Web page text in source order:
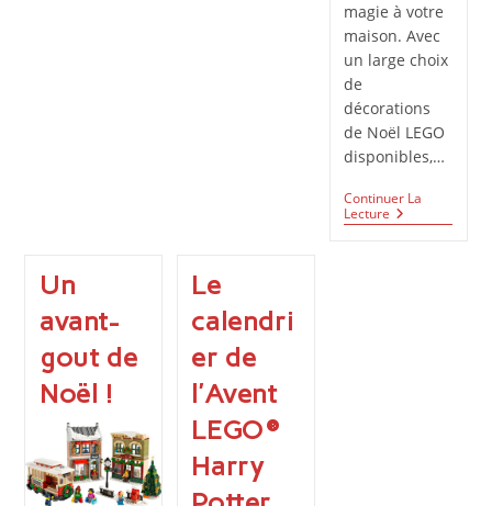
magie à votre
maison. Avec
un large choix
de
décorations
de Noël LEGO
disponibles,…
Continuer La
Lecture 7
Idées
Un
avant-
gout de
Noël !
Le
calendri
er de
l’Avent
LEGO®
Harry